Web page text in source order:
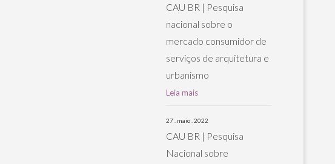
CAU BR | Pesquisa
nacional sobre o
mercado consumidor de
serviços de arquitetura e
urbanismo
Leia mais
27 . maio . 2022
CAU BR | Pesquisa
Nacional sobre